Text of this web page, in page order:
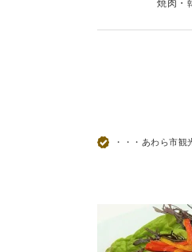
焼肉・
・・・あわら市観